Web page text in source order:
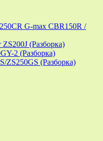
G-max CBR150R /
(Разборка)
2 (Разборка)
ZS250GS (Разборка)